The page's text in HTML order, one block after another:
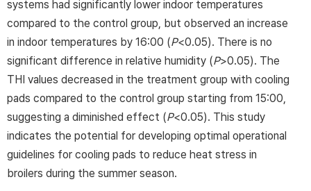
systems had significantly lower indoor temperatures
compared to the control group, but observed an increase
in indoor temperatures by 16:00 (P<0.05). There is no
significant difference in relative humidity (P>0.05). The
THI values decreased in the treatment group with cooling
pads compared to the control group starting from 15:00,
suggesting a diminished effect (P<0.05). This study
indicates the potential for developing optimal operational
guidelines for cooling pads to reduce heat stress in
broilers during the summer season.